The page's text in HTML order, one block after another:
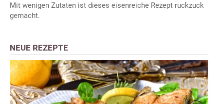
Mit wenigen Zutaten ist dieses eisenreiche Rezept ruckzuck
gemacht.
NEUE REZEPTE